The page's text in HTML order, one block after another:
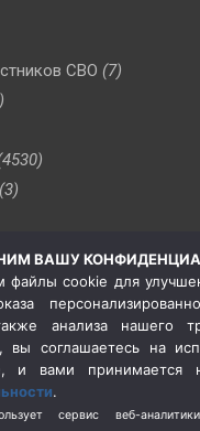
СВО (7)
(3)
(3)
(3)
Украине
(404)
ВАШУ
файлы cookie для
анализа нашего
вы соглашаетесь на
и вами
.
сервис веб-